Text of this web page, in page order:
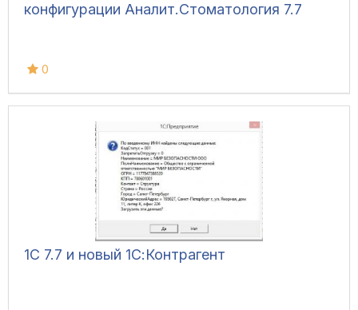
конфигурации Аналит.Стоматология 7.7
0
1С 7.7 и новый 1С:Контрагент